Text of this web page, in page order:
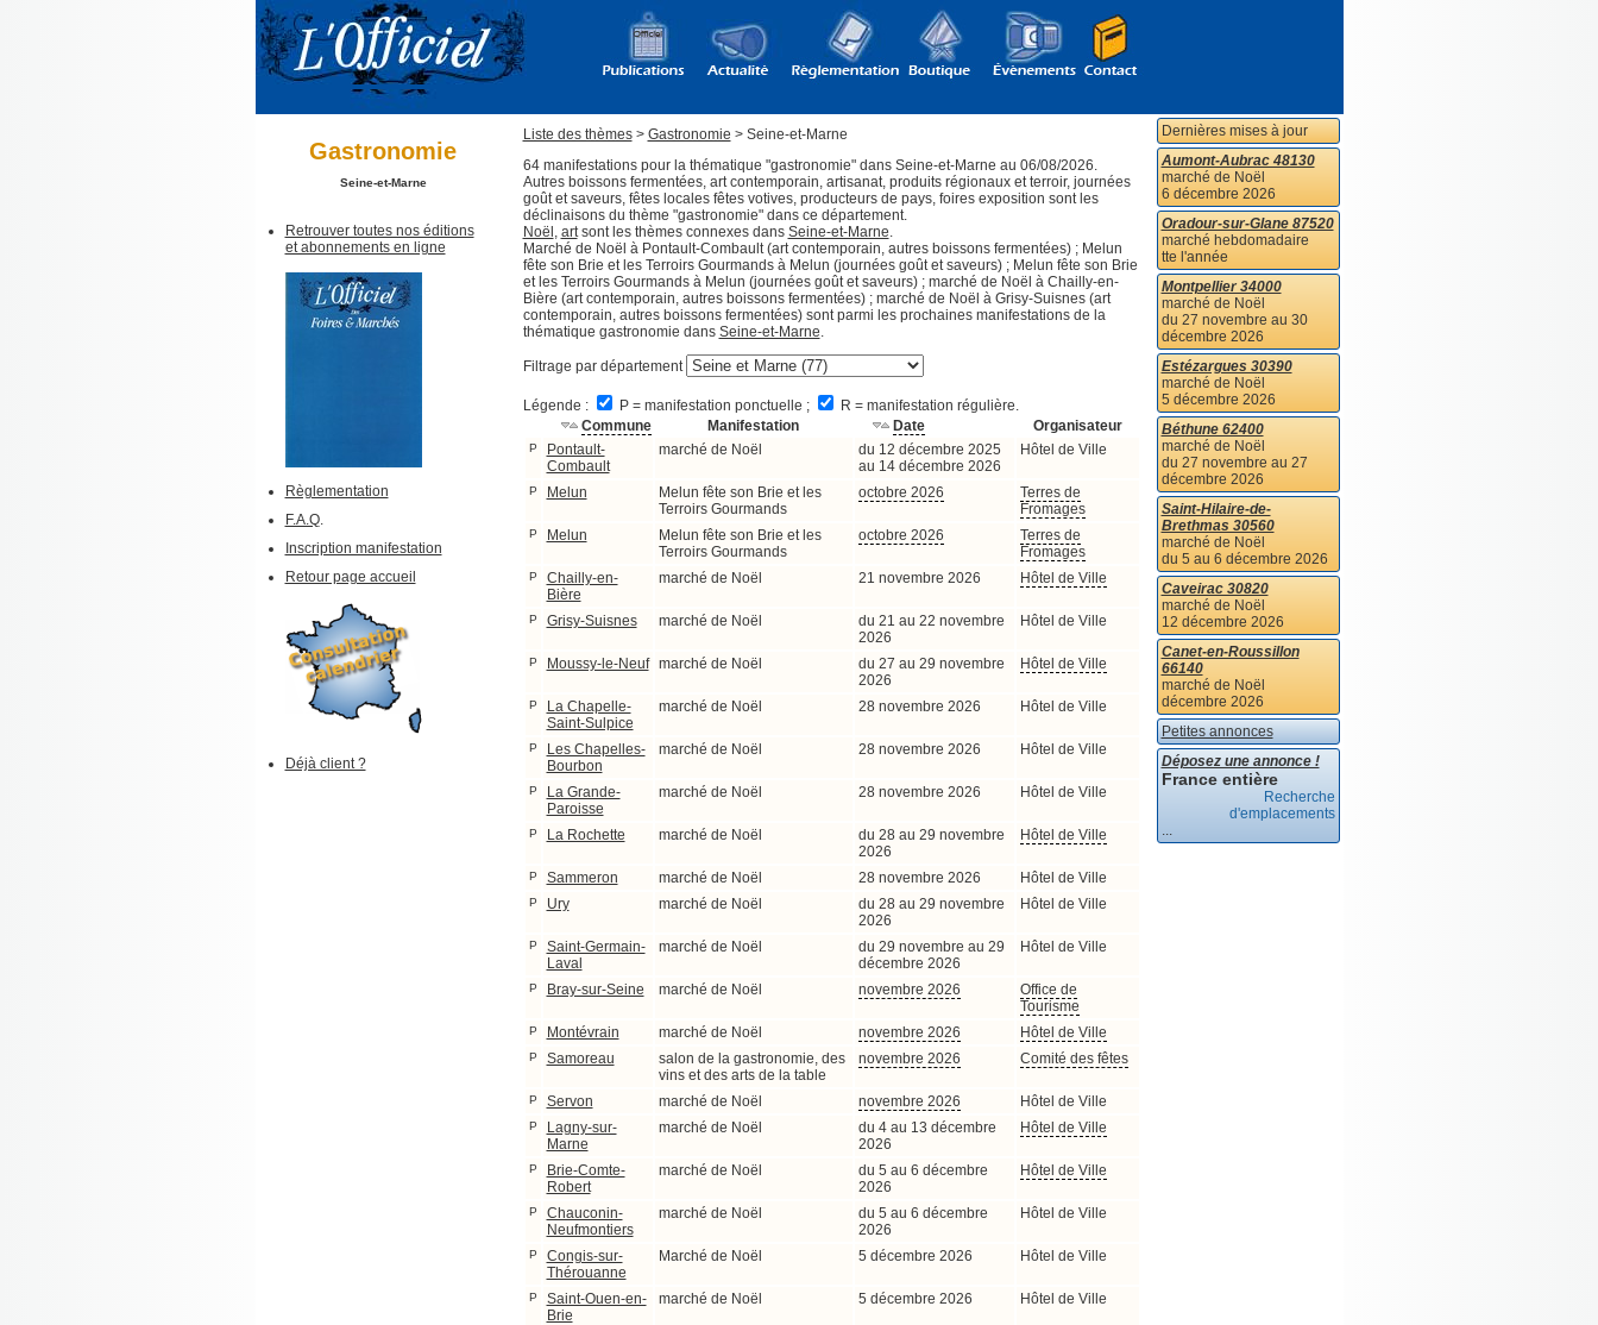
Gastronomie
Seine-et-Marne
Retrouver toutes nos éditions
et abonnements en ligne
Règlementation
F.A.Q.
Inscription manifestation
Retour page accueil
Déjà client ?
Liste des thèmes> Gastronomie > Seine-et-Marne
64 manifestations pour la thématique "gastronomie" dans Seine-et-Marne au 06/08/2026.
Autres boissons fermentées, art contemporain, artisanat, produits régionaux et terroir, journées
goût et saveurs, fêtes locales fêtes votives, producteurs de pays, foires exposition sont les
déclinaisons du thème "gastronomie" dans ce département.
Noël , artsont les thèmes connexes dans Seine-et-Marne.
Marché de Noël à Pontault-Combault (art contemporain, autres boissons fermentées) ; Melun
fête son Brie et les Terroirs Gourmands à Melun (journées goût et saveurs) ; Melun fête son Brie
et les Terroirs Gourmands à Melun (journées goût et saveurs) ; marché de Noël à Chailly-en-
Bière (art contemporain, autres boissons fermentées) ; marché de Noël à Grisy-Suisnes (art
contemporain, autres boissons fermentées) sont parmi les prochaines manifestations de la
thématique gastronomie dans Seine-et-Marne.
Filtrage par département
Légende : P = manifestation ponctuelle ;
R = manifestation régulière.
Commune
Manifestation Date Organisateur
P
Pontault-
Combault
marché de Noël
du 12 décembre 2025
au 14 décembre 2026
Hôtel de Ville
P Melun
Melun fête son Brie et les
Terroirs Gourmands
octobre 2026
Terres de
Fromages
P Melun
Melun fête son Brie et les
Terroirs Gourmands
octobre 2026
Terres de
Fromages
P
Chailly-en-
Bière
marché de Noël 21 novembre 2026 Hôtel de Ville
P Grisy-Suisnes marché de Noël
du 21 au 22 novembre
2026
Hôtel de Ville
P Moussy-le-Neuf marché de Noël
du 27 au 29 novembre
2026
Hôtel de Ville
P
La Chapelle-
Saint-Sulpice
marché de Noël 28 novembre 2026 Hôtel de Ville
P
Les Chapelles-
Bourbon
marché de Noël 28 novembre 2026 Hôtel de Ville
P
La Grande-
Paroisse
marché de Noël 28 novembre 2026 Hôtel de Ville
P La Rochette marché de Noël
du 28 au 29 novembre
2026
Hôtel de Ville
P Sammeron marché de Noël 28 novembre 2026 Hôtel de Ville
P Ury marché de Noël
du 28 au 29 novembre
2026
Hôtel de Ville
P
Saint-Germain-
Laval
marché de Noël
du 29 novembre au 29
décembre 2026
Hôtel de Ville
P Bray-sur-Seine marché de Noël novembre 2026
Office de
Tourisme
P Montévrain marché de Noël novembre 2026 Hôtel de Ville
P Samoreau
salon de la gastronomie, des
vins et des arts de la table
novembre 2026 Comité des fêtes
P Servon marché de Noël novembre 2026 Hôtel de Ville
P
Lagny-sur-
Marne
marché de Noël
du 4 au 13 décembre
2026
Hôtel de Ville
P
Brie-Comte-
Robert
marché de Noël
du 5 au 6 décembre
2026
Hôtel de Ville
P
Chauconin-
Neufmontiers
marché de Noël
du 5 au 6 décembre
2026
Hôtel de Ville
P
Congis-sur-
Thérouanne
Marché de Noël 5 décembre 2026 Hôtel de Ville
P
Saint-Ouen-en-
Brie
marché de Noël 5 décembre 2026 Hôtel de Ville
Dernières mises à jour
Aumont-Aubrac 48130
marché de Noël
6 décembre 2026
Oradour-sur-Glane 87520
marché hebdomadaire
tte l'année
Montpellier 34000
marché de Noël
du 27 novembre au 30
décembre 2026
Estézargues 30390
marché de Noël
5 décembre 2026
Béthune 62400
marché de Noël
du 27 novembre au 27
décembre 2026
Saint-Hilaire-de-
Brethmas 30560
marché de Noël
du 5 au 6 décembre 2026
Caveirac 30820
marché de Noël
12 décembre 2026
Canet-en-Roussillon
66140
marché de Noël
décembre 2026
Petites annonces
Déposez une annonce !
France entière
Recherche
d'emplacements
...